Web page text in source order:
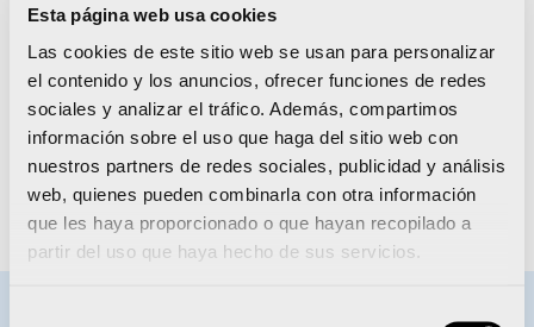
Esta página web usa cookies
Las cookies de este sitio web se usan para personalizar
el contenido y los anuncios, ofrecer funciones de redes
sociales y analizar el tráfico. Además, compartimos
información sobre el uso que haga del sitio web con
nuestros partners de redes sociales, publicidad y análisis
web, quienes pueden combinarla con otra información
que les haya proporcionado o que hayan recopilado a
partir del uso que haya hecho de sus servicios.
es en “lamentar la incertidumbre que está
generando todo lo relacionado y derivado del
coronavirus. Ya se han suspendido torneos
asiáticos en abril.Sólo nos queda esperar y
cruzar los dedos para que esta alerta remita.
Sería un palo muy grande la cancelación de los
Juegos”,concluyen los dos deportistas FER.